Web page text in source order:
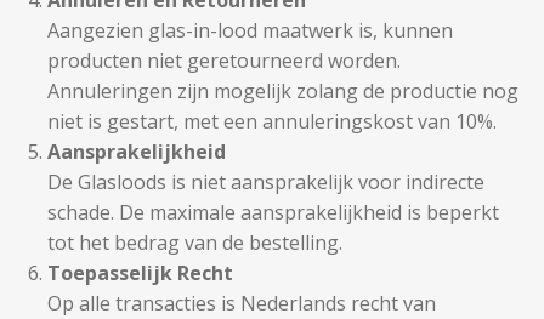
Aangezien glas-in-lood maatwerk is, kunnen
producten niet geretourneerd worden.
Annuleringen zijn mogelijk zolang de productie nog
niet is gestart, met een annuleringskost van 10%.
Aansprakelijkheid
De Glasloods is niet aansprakelijk voor indirecte
schade. De maximale aansprakelijkheid is beperkt
tot het bedrag van de bestelling.
Toepasselijk Recht
Op alle transacties is Nederlands recht van